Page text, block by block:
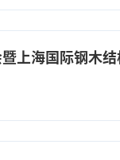
上海国际钢木